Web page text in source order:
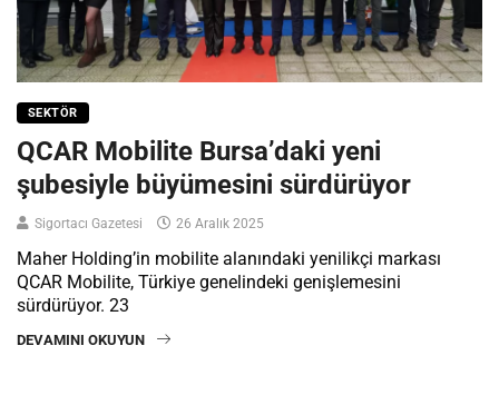
SEKTÖR
QCAR Mobilite Bursa’daki yeni
şubesiyle büyümesini sürdürüyor
Sigortacı Gazetesi 26 Aralık 2025
Maher Holding’in mobilite alanındaki yenilikçi markası
QCAR Mobilite, Türkiye genelindeki genişlemesini
sürdürüyor. 23
DEVAMINI OKUYUN